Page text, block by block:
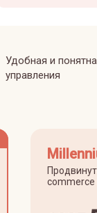
Удобная и
управления
commerce